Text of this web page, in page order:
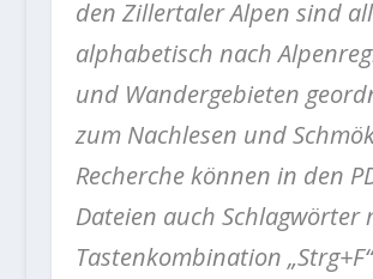
den Zillertaler Alpen sind
alphabetisch nach
und Wandergebieten
zum Nachlesen und
Recherche können in den
Dateien auch Schlagwörter
Tastenkombination